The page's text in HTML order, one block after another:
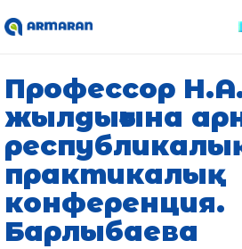
Профессор
жылдығына
практикалық
конференция.
Барлыбаева